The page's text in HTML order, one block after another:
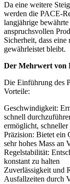
Da eine weitere
werden die PACE-
langjährige
anspruchsvollen
Sicherheit, dass
gewährleistet bleibt.
Der Mehrwert von
Die Einführung des
Vorteile:
Geschwindigkeit:
schnell
ermöglicht,
Präzision: Bietet ein
sehr hohes Mass an
Regelstabilität:
konstant zu halten
Zuverlässigkeit und
Ausfallzeiten durch